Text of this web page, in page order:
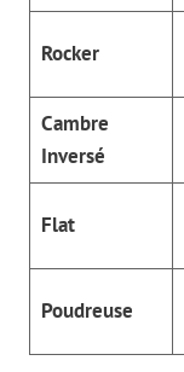
Rocker
Cambre
Inversé
Flat
Poudreuse